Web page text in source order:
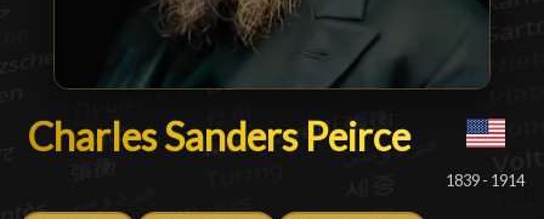
Charles Sanders Peirce
Charles Sanders Peirce█
1839 - 1914